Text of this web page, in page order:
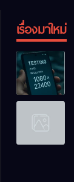
เรื่องมาใหม่